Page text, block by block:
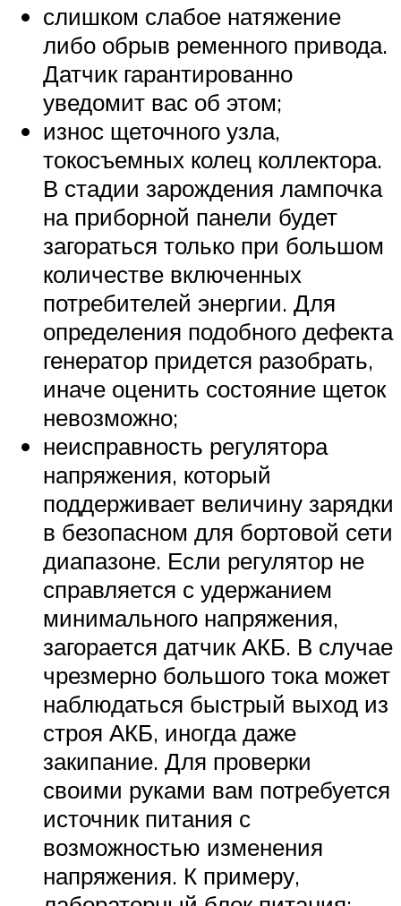
слишком слабое натяжение
либо обрыв ременного привода.
Датчик гарантированно
уведомит вас об этом;
износ щеточного узла,
токосъемных колец коллектора.
В стадии зарождения лампочка
на приборной панели будет
загораться только при большом
количестве включенных
потребителей энергии. Для
определения подобного дефекта
генератор придется разобрать,
иначе оценить состояние щеток
невозможно;
неисправность регулятора
напряжения, который
поддерживает величину зарядки
в безопасном для бортовой сети
диапазоне. Если регулятор не
справляется с удержанием
минимального напряжения,
загорается датчик АКБ. В случае
чрезмерно большого тока может
наблюдаться быстрый выход из
строя АКБ, иногда даже
закипание. Для проверки
своими руками вам потребуется
источник питания с
возможностью изменения
напряжения. К примеру,